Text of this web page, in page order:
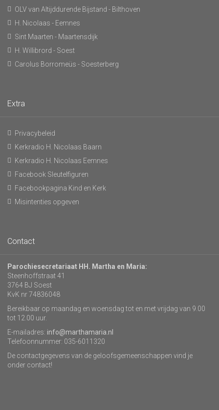
OLV van Altijddurende Bijstand - Bilthoven
H. Nicolaas - Eemnes
Sint Maarten - Maartensdijk
H. Willibrord - Soest
Carolus Borromeüs - Soesterberg
Extra
Privacybeleid
Kerkradio H. Nicolaas Baarn
Kerkradio H. Nicolaas Eemnes
Facebook Sleutelfiguren
Facebookpagina Kind en Kerk
Misintenties opgeven
Contact
Parochiesecretariaat HH. Martha en Maria:
Steenhoffstraat 41
3764 BJ Soest
KvK nr 74836048
Bereikbaar op maandag en woensdag tot en met vrijdag van 9.00
tot 12.00 uur.
E-mailadres: info@marthamaria.nl
Telefoonnummer: 035-6011320
De contactgegevens van de geloofsgemeenschappen vind je
onder contact!